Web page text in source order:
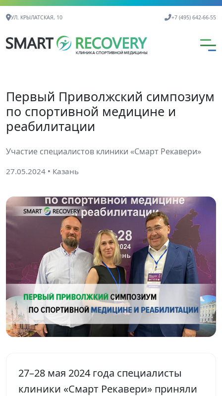
Контактная информация
УЛ. КРЫЛАТСКАЯ, 10 +7 (495) 642-66-55
Первый Приволжский симпозиум
по спортивной медицине и
реабилитации
Участие специалистов клиники «Смарт Рекавери»
27.05.2024 • Казань
27–28 мая 2024 года специалисты
клиники «Смарт Рекавери» приняли